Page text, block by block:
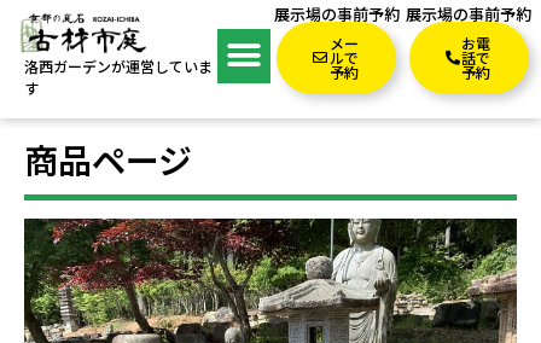
洛西ガーデンが運営していま
す
展示場の事前予約
メー
ルで
予約
展示場の事前予約
お電
話で
予約
商品ページ